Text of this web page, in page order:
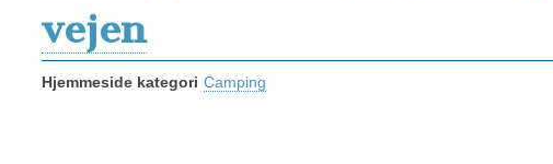
vejen
Hjemmeside kategori Camping